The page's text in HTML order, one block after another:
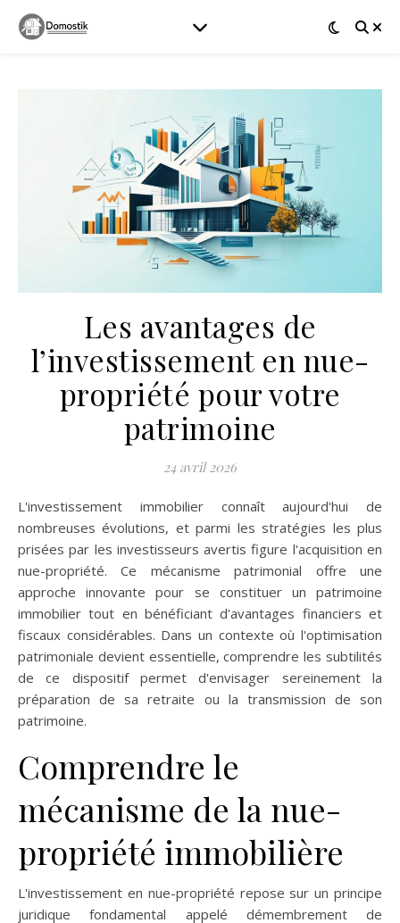
Les avantages de
l’investissement en nue-
propriété pour votre
patrimoine
24 avril 2026
L'investissement immobilier connaît aujourd'hui de
nombreuses évolutions, et parmi les stratégies les plus
prisées par les investisseurs avertis figure l'acquisition en
nue-propriété. Ce mécanisme patrimonial offre une
approche innovante pour se constituer un patrimoine
immobilier tout en bénéficiant d'avantages financiers et
fiscaux considérables. Dans un contexte où l'optimisation
patrimoniale devient essentielle, comprendre les subtilités
de ce dispositif permet d'envisager sereinement la
préparation de sa retraite ou la transmission de son
patrimoine.
Comprendre le
mécanisme de la nue-
propriété immobilière
L'investissement en nue-propriété repose sur un principe
juridique fondamental appelé démembrement de